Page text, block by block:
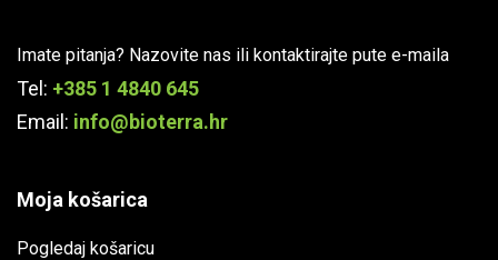
Imate pitanja? Nazovite nas ili kontaktirajte pute e-maila
Tel: +385 1 4840 645
Email: info@bioterra.hr
Moja košarica
Pogledaj košaricu